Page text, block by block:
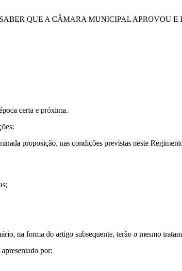
QUE A CÂMARA MUNICIPAL APROVOU E
certa e próxima.
proposição, nas condições previstas neste
na forma do artigo subsequente, terão o mesmo
por: